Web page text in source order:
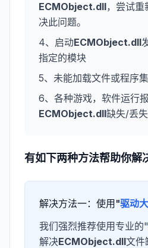
ECMObject.dll，尝试重
决此问题。
4、启动ECMObject.dll
指定的模块
5、未能加载文件或程序集
6、各种游戏，软件运行
ECMObject.dll缺失/丢失
有如下两种方法帮助你解
解决方法一：使用"驱动
我们强烈推荐使用专业的"
解决ECMObject.dll文件